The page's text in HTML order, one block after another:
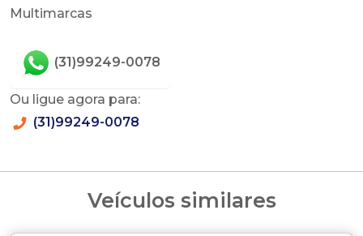
Multimarcas
(31)99249-0078
Ou ligue agora para:
(31)99249-0078
Veículos similares